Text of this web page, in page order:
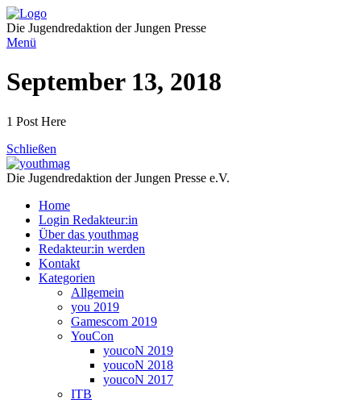
Direkt
zum
Inhalt
Die Jugendredaktion der Jungen Presse
Menü
September 13, 2018
1 Post Here
Schließen
Die Jugendredaktion der Jungen Presse e.V.
Home
Login Redakteur:in
Über das youthmag
Redakteur:in werden
Kontakt
Kategorien
Allgemein
you 2019
Gamescom 2019
YouCon
youcoN 2019
youcoN 2018
youcoN 2017
ITB